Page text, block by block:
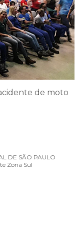
de moto
DE SÃO PAULO
Zona Sul